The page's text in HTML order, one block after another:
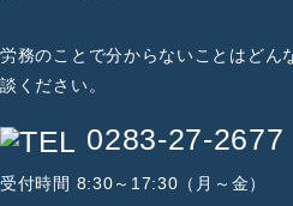
労務のことで分からないことは どん
談ください。
0283-27-2677
受付時間 8:30～17:30（月～金）